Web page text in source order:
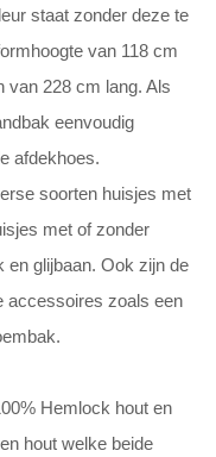
staat zonder deze te
van 118 cm
van 228 cm lang. Als
eenvoudig
afdekhoes.
soorten huisjes met
met of zonder
en glijbaan. Ook zijn de
accessoires zoals een
Hemlock hout en
hout welke beide